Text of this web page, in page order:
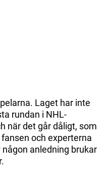
Laget har inte
rundan i NHL-
när det går dåligt, som
och experterna
anledning brukar